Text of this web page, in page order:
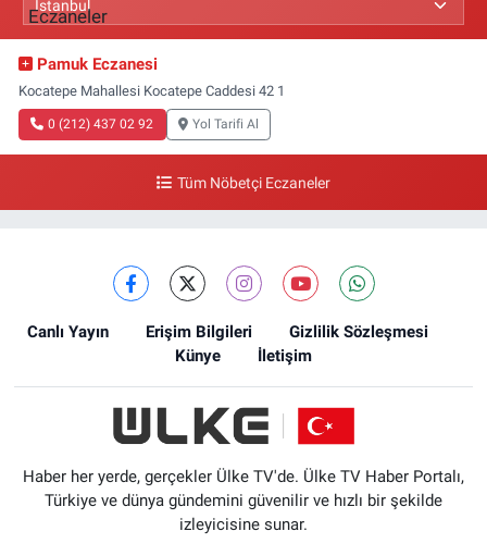
Pamuk Eczanesi
Kocatepe Mahallesi Kocatepe Caddesi 42 1
0 (212) 437 02 92 Yol Tarifi Al
Tüm Nöbetçi Eczaneler
Canlı Yayın Erişim Bilgileri
Gizlilik Sözleşmesi
Künye
İletişim
Haber her yerde, gerçekler Ülke TV'de. Ülke TV Haber Portalı,
Türkiye ve dünya gündemini güvenilir ve hızlı bir şekilde
izleyicisine sunar.